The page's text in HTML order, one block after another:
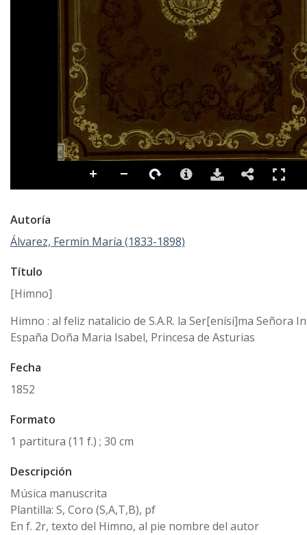
Autoría
Álvarez, Fermín María (1833-1898)
Título
[Himno]
Himno : al feliz natalicio de S.A.R. la Ser[enísi]ma Señora
España Doña Maria Isabel, Princesa de Asturias
Fecha
1852
Formato
1 partitura (11 f.) ; 30 cm
Descripción
Música manuscrita
Plantilla: S, Coro (S,A,T,B), pf
En f. 2r, texto del Himno, al pie nombre del autor